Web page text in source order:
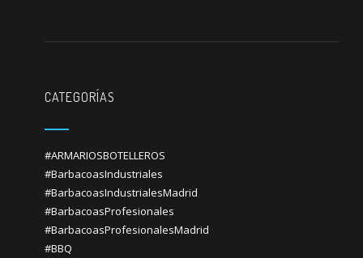
CATEGORÍAS
#ARMARIOSBOTELLEROS
#BarbacoasIndustriales
#BarbacoasIndustrialesMadrid
#BarbacoasProfesionales
#BarbacoasProfesionalesMadrid
#BBQ